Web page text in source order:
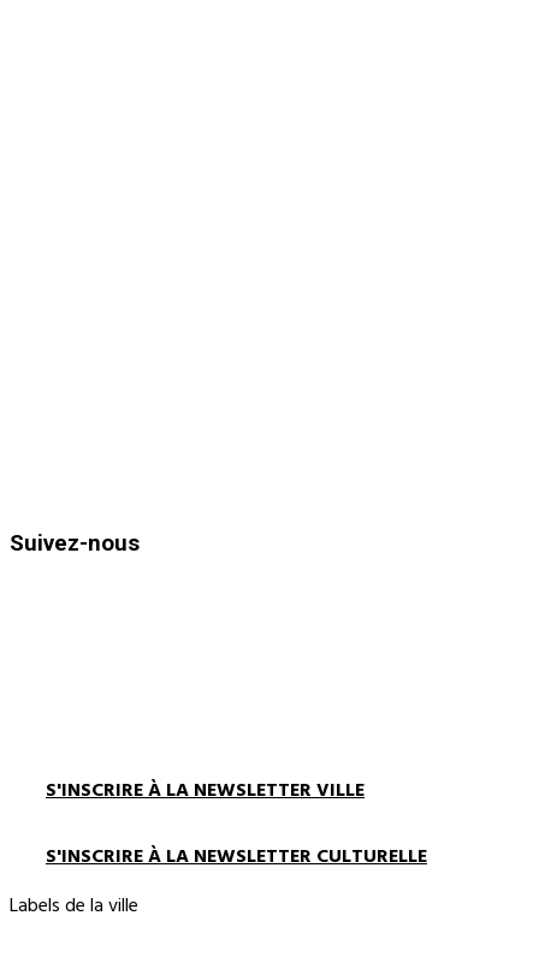
Suivez-nous
S'INSCRIRE À LA NEWSLETTER VILLE
S'INSCRIRE À LA NEWSLETTER CULTURELLE
Labels de la ville